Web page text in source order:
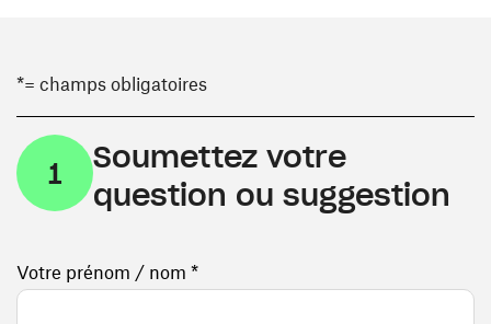
*= champs obligatoires
1
Soumettez votre
question ou suggestion
Votre prénom / nom *